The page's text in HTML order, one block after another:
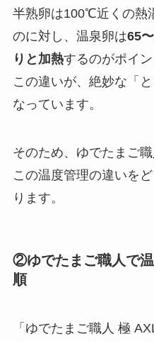
半熟卵は100℃近くの熱
のに対し、温泉卵は65
りと加熱するのがポイン
この違いが、絶妙な「
なっています。
そのため、ゆでたまご
この温度管理の違いを
ります。
②ゆでたまご職人で
順
「ゆでたまご職人 極